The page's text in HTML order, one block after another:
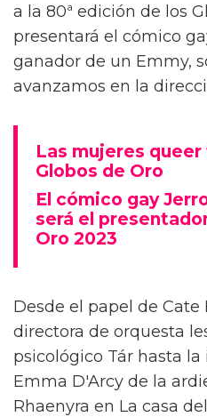
a la 80ª edición de los
presentará el cómico
ganador de un Emmy,
avanzamos en la
Las mujeres
Globos de Oro
El cómico gay
será el
Oro 2023
Desde el papel de
directora de orquesta
psicológico Tár hasta
Emma D'Arcy de la
Rhaenyra en La casa